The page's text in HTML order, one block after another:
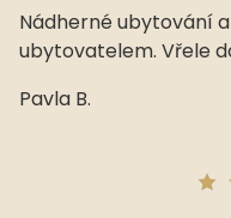
Nádherné ubytování
ubytovatelem. Vřele
Pavla B.